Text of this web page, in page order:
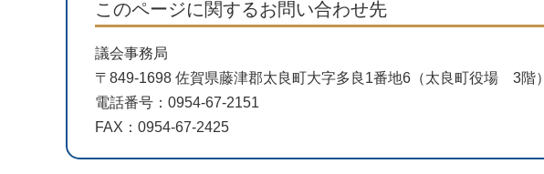
このページに関するお問い合わせ先
議会事務局
〒849-1698 佐賀県藤津郡太良町大字多良1番地6（太良町役場 3階）
電話番号：0954-67-2151
FAX：0954-67-2425